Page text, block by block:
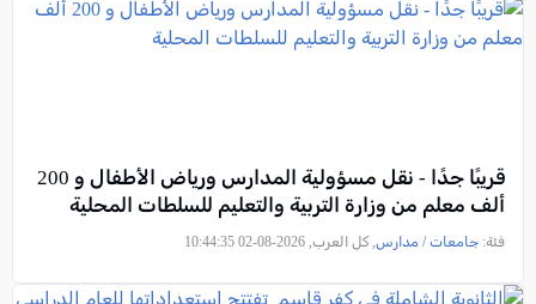
قريبًا جدًا - نقل مسؤولية المدارس ورياض الأطفال و 200
ألف معلم من وزارة التربية والتعليم للسلطات المحلية
فئة: جامعات / مدارس , كل العرب, 2026-08-02 10:44:35